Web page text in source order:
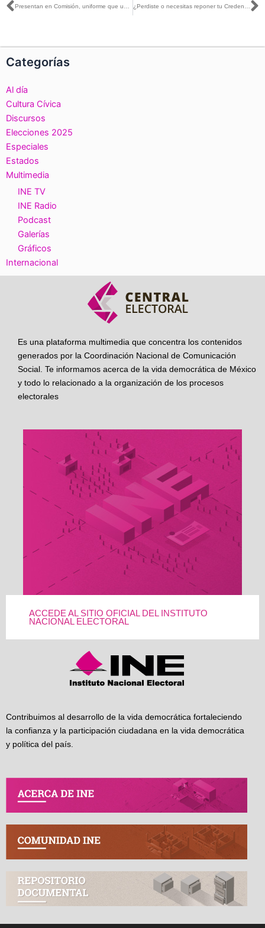
Ant
Categorías
Al día
Cultura Cívica
Discursos
Elecciones 2025
Especiales
Estados
Multimedia
INE TV
INE Radio
Podcast
Galerías
Gráficos
Internacional
Es una plataforma multimedia que concentra los contenidos
generados por la Coordinación Nacional de Comunicación
Social. Te informamos acerca de la vida democrática de México
y todo lo relacionado a la organización de los procesos
electorales
ACCEDE AL SITIO OFICIAL DEL INSTITUTO
NACIONAL ELECTORAL
Contribuimos al desarrollo de la vida democrática fortaleciendo
la confianza y la participación ciudadana en la vida democrática
y política del país.